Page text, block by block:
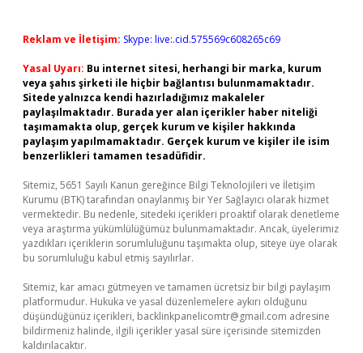
Reklam ve İletişim: Skype: live:.cid.575569c608265c69
Yasal Uyarı: Bu internet sitesi, herhangi bir marka, kurum
veya şahıs şirketi ile hiçbir bağlantısı bulunmamaktadır.
Sitede yalnızca kendi hazırladığımız makaleler
paylaşılmaktadır. Burada yer alan içerikler haber niteliği
taşımamakta olup, gerçek kurum ve kişiler hakkında
paylaşım yapılmamaktadır. Gerçek kurum ve kişiler ile isim
benzerlikleri tamamen tesadüfidir.
Sitemiz, 5651 Sayılı Kanun gereğince Bilgi Teknolojileri ve İletişim
Kurumu (BTK) tarafından onaylanmış bir Yer Sağlayıcı olarak hizmet
vermektedir. Bu nedenle, sitedeki içerikleri proaktif olarak denetleme
veya araştırma yükümlülüğümüz bulunmamaktadır. Ancak, üyelerimiz
yazdıkları içeriklerin sorumluluğunu taşımakta olup, siteye üye olarak
bu sorumluluğu kabul etmiş sayılırlar.
Sitemiz, kar amacı gütmeyen ve tamamen ücretsiz bir bilgi paylaşım
platformudur. Hukuka ve yasal düzenlemelere aykırı olduğunu
düşündüğünüz içerikleri, backlinkpanelicomtr@gmail.com adresine
bildirmeniz halinde, ilgili içerikler yasal süre içerisinde sitemizden
kaldırılacaktır.